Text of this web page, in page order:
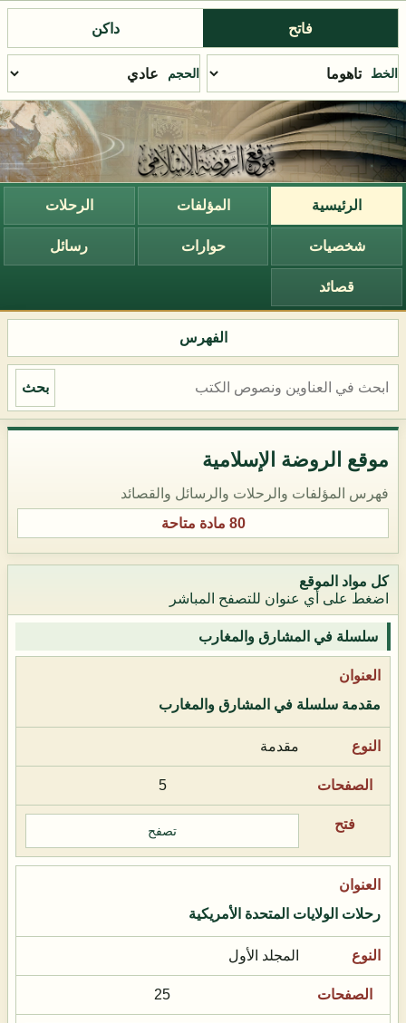
فاتح داكن
الخط الحجم
الرئيسية المؤلفات الرحلات
شخصيات حوارات رسائل
قصائد
الفهرس
بحث
موقع الروضة الإسلامية
فهرس المؤلفات والرحلات والرسائل والقصائد
80 مادة متاحة
كل مواد الموقع
اضغط على أي عنوان للتصفح المباشر
سلسلة في المشارق والمغارب
مقدمة سلسلة في المشارق والمغارب
مقدمة
5
تصفح
رحلات الولايات المتحدة الأمريكية
المجلد الأول
25